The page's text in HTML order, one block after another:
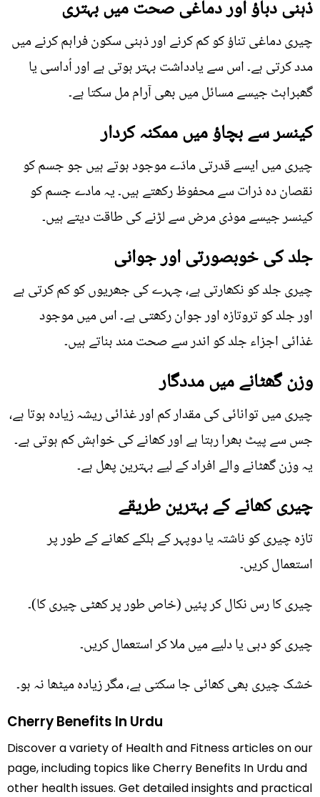
ذہنی دباؤ اور دماغی صحت میں بہتری
چیری دماغی تناؤ کو کم کرنے اور ذہنی سکون فراہم کرنے میں
مدد کرتی ہے۔ اس سے یادداشت بہتر ہوتی ہے اور اُداسی یا
گھبراہٹ جیسے مسائل میں بھی آرام مل سکتا ہے۔
کینسر سے بچاؤ میں ممکنہ کردار
چیری میں ایسے قدرتی مادّے موجود ہوتے ہیں جو جسم کو
نقصان دہ ذرات سے محفوظ رکھتے ہیں۔ یہ مادے جسم کو
کینسر جیسے موذی مرض سے لڑنے کی طاقت دیتے ہیں۔
جلد کی خوبصورتی اور جوانی
چیری جلد کو نکھارتی ہے، چہرے کی جھریوں کو کم کرتی ہے
اور جلد کو تروتازہ اور جوان رکھتی ہے۔ اس میں موجود
غذائی اجزاء جلد کو اندر سے صحت مند بناتے ہیں۔
وزن گھٹانے میں مددگار
چیری میں توانائی کی مقدار کم اور غذائی ریشہ زیادہ ہوتا ہے،
جس سے پیٹ بھرا رہتا ہے اور کھانے کی خواہش کم ہوتی ہے۔
یہ وزن گھٹانے والے افراد کے لیے بہترین پھل ہے۔
چیری کھانے کے بہترین طریقے
تازہ چیری کو ناشتہ یا دوپہر کے ہلکے کھانے کے طور پر
استعمال کریں۔
چیری کا رس نکال کر پئیں (خاص طور پر کھٹی چیری کا)۔
چیری کو دہی یا دلیے میں ملا کر استعمال کریں۔
خشک چیری بھی کھائی جا سکتی ہے، مگر زیادہ میٹھا نہ ہو۔
Cherry Benefits In Urdu
Discover a variety of Health and Fitness articles on our
page, including topics like Cherry Benefits In Urdu and
other health issues. Get detailed insights and practical